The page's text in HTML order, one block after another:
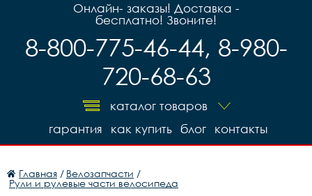
Онлайн- заказы! Доставка -
бесплатно! Звоните!
8-800-775-46-44, 8-980-
720-68-63
каталог товаров
контакты
блог
как купить
гарантия
Главная / Велозапчасти /
Рули и рулевые части велосипеда